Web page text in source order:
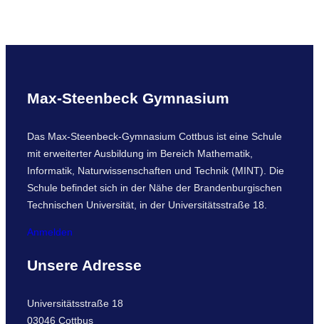
Max-Steenbeck Gymnasium
Das Max-Steenbeck-Gymnasium Cottbus ist eine Schule
mit erweiterter Ausbildung im Bereich Mathematik,
Informatik, Naturwissenschaften und Technik (MINT). Die
Schule befindet sich in der Nähe der Brandenburgischen
Technischen Universität, in der Universitätsstraße 18.
Anmelden
Unsere Adresse
Universitätsstraße 18
03046 Cottbus